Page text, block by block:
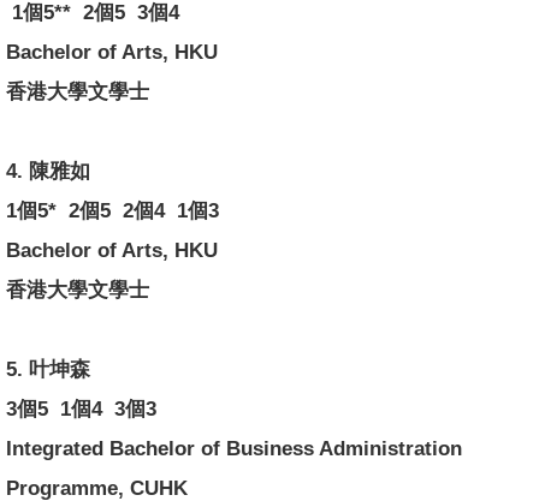
1個5** 2個5 3個4
Bachelor of Arts, HKU
香港大學文學士
4. 陳雅如
1個5* 2個5 2個4 1個3
Bachelor of Arts, HKU
香港大學文學士
5. 叶坤森
3個5 1個4 3個3
Integrated Bachelor of Business Administration
Programme, CUHK